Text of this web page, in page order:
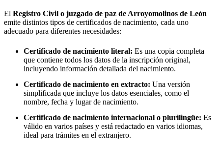
El Registro Civil o juzgado de paz de Arroyomolinos de León
emite distintos tipos de certificados de nacimiento, cada uno
adecuado para diferentes necesidades:
Certificado de nacimiento literal: Es una copia completa
que contiene todos los datos de la inscripción original,
incluyendo información detallada del nacimiento.
Certificado de nacimiento en extracto: Una versión
simplificada que incluye los datos esenciales, como el
nombre, fecha y lugar de nacimiento.
Certificado de nacimiento internacional o plurilingüe: Es
válido en varios países y está redactado en varios idiomas,
ideal para trámites en el extranjero.